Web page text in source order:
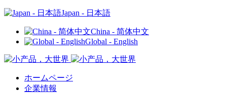
Japan - 日本語
China - 简体中文
Global - English
ホームページ
企業情報